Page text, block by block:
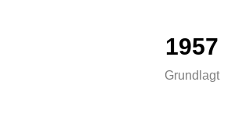
1957
Grundlagt